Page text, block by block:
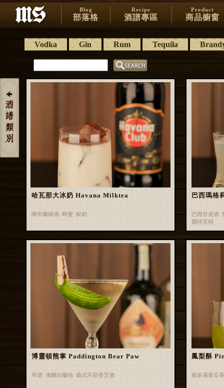
Blog
部落格
Recipe
酒譜專區
Product
商品櫥窗
Vodka Gin Rum Tequila
哈瓦那大冰奶 Havana Milktea
陳年蘭姆酒 蜂蜜 鮮奶
巴西瑪
巴西甘蔗酒
麗特苦精
博靈頓熊掌 Paddington Bear Paw
琴酒 渣釀白蘭地 義式不甜香艾酒
鳳梨酥
蜜多麗蜜瓜